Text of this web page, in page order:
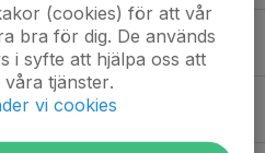
(cookies) för att vår
bra för dig. De används
i syfte att hjälpa oss att
tjänster.
vi cookies